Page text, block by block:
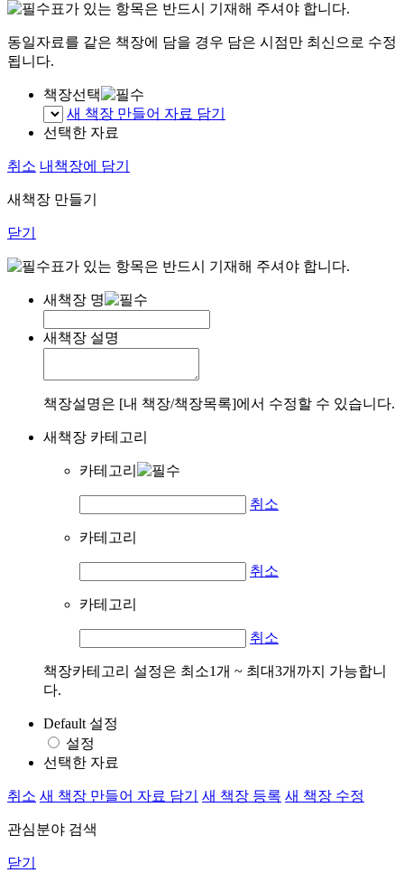
표가 있는 항목은 반드시 기재해 주셔야 합니다.
동일자료를 같은 책장에 담을 경우 담은 시점만 최신으로 수정
됩니다.
책장선택
새 책장 만들어 자료 담기
선택한 자료
취소 내책장에 담기
새책장 만들기
닫기
표가 있는 항목은 반드시 기재해 주셔야 합니다.
새책장 명
새책장 설명
책장설명은 [내 책장/책장목록]에서 수정할 수 있습니다.
새책장 카테고리
카테고리
취소
카테고리
취소
카테고리
취소
책장카테고리 설정은 최소1개 ~ 최대3개까지 가능합니
다.
Default 설정
설정
선택한 자료
취소 새 책장 만들어 자료 담기 새 책장 등록 새 책장 수정
관심분야 검색
닫기